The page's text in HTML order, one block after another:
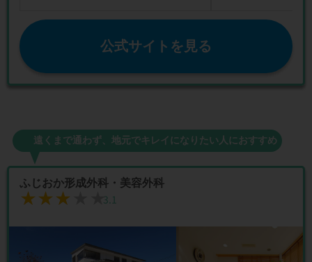
公式サイトを見る
遠くまで通わず、地元でキレイになりたい人におすすめ
ふじおか形成外科・美容外科
★★★★★
★★★★★3.1